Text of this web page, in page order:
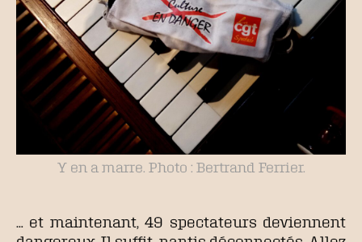
Y en a marre. Photo : Bertrand Ferrier.
… et maintenant, 49 spectateurs deviennent